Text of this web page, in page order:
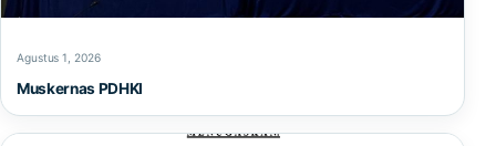
Agustus 1, 2026
Muskernas PDHKI